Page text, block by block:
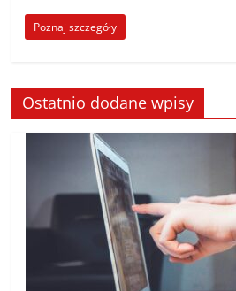
praktyczne
wskazówki
poradniki
temat
Poznaj szczegóły
Ostatnio dodane wpisy